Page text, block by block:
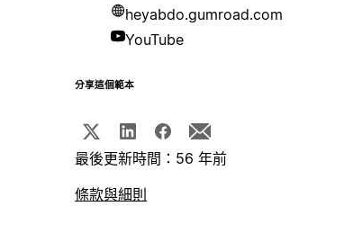
heyabdo.gumroad.com
YouTube
分享這個範本
最後更新時間：56 年前
條款與細則